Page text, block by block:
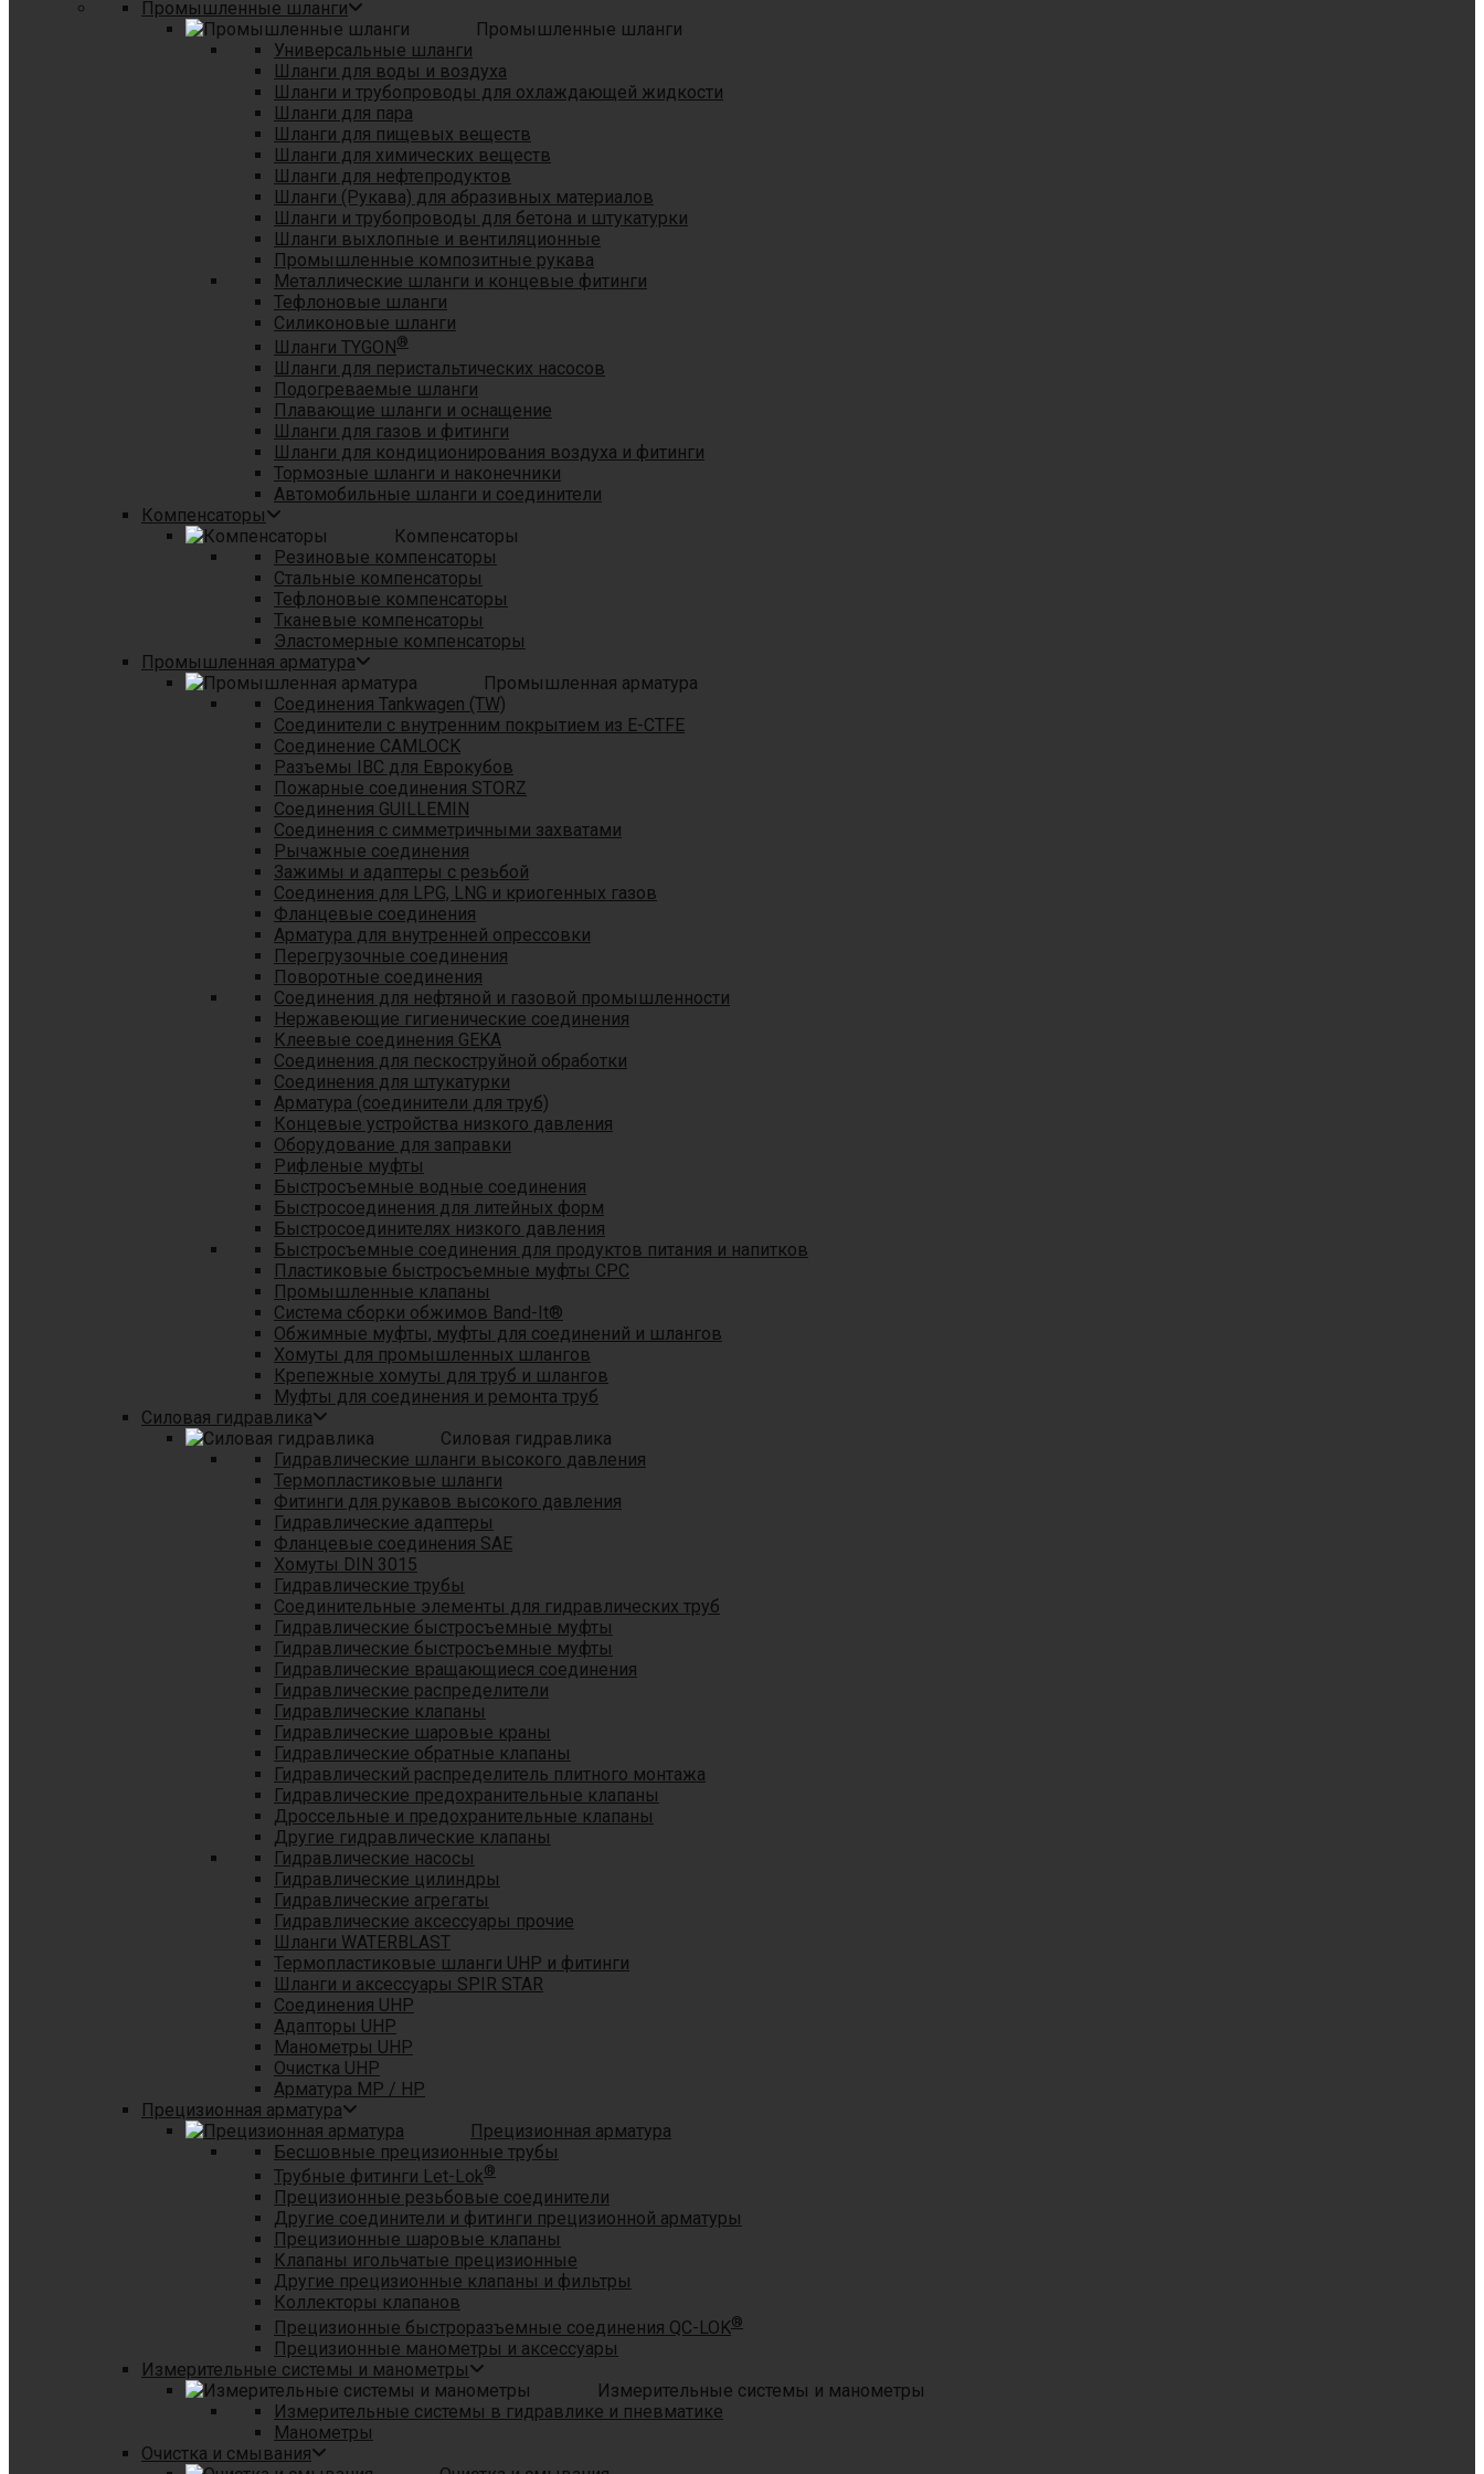
Промышленные шланги
Промышленные шланги
Универсальные шланги
Шланги для воды и воздуха
Шланги и трубопроводы для охлаждающей жидкости
Шланги для пара
Шланги для пищевых веществ
Шланги для химических веществ
Шланги для нефтепродуктов
Шланги (Рукава) для абразивных материалов
Шланги и трубопроводы для бетона и штукатурки
Шланги выхлопные и вентиляционные
Промышленные композитные рукава
Металлические шланги и концевые фитинги
Тефлоновые шланги
Силиконовые шланги
Шланги TYGON®
Шланги для перистальтических насосов
Подогреваемые шланги
Плавающие шланги и оснащение
Шланги для газов и фитинги
Шланги для кондиционирования воздуха и фитинги
Тормозные шланги и наконечники
Автомобильные шланги и соединители
Компенсаторы
Компенсаторы
Резиновые компенсаторы
Стальные компенсаторы
Тефлоновые компенсаторы
Тканевые компенсаторы
Эластомерные компенсаторы
Промышленная арматура
Промышленная арматура
Соединения Tankwagen (TW)
Соединители с внутренним покрытием из E-CTFE
Соединение CAMLOCK
Разъемы IBC для Еврокубов
Пожарные соединения STORZ
Соединения GUILLEMIN
Соединения с симметричными захватами
Рычажные соединения
Зажимы и адаптеры с резьбой
Соединения для LPG, LNG и криогенных газов
Фланцевые соединения
Арматура для внутренней опрессовки
Перегрузочные соединения
Поворотные соединения
Соединения для нефтяной и газовой промышленности
Нержавеющие гигиенические соединения
Клеевые соединения GEKA
Соединения для пескоструйной обработки
Cоединения для штукатурки
Арматура (соединители для труб)
Концевые устройства низкого давления
Оборудование для заправки
Рифленые муфты
Быстросъемные водные соединения
Быстросоединения для литейных форм
Быстросоединителях низкого давления
Быстросъемные соединения для продуктов питания и напитков
Пластиковые быстросъемные муфты CPC
Промышленные клапаны
Система сборки обжимов Band-It®
Обжимные муфты, муфты для соединений и шлангов
Хомуты для промышленных шлангов
Крепежные хомуты для труб и шлангов
Муфты для соединения и ремонта труб
Силовая гидравлика
Силовая гидравлика
Гидравлические шланги высокого давления
Термопластиковые шланги
Фитинги для рукавов высокого давления
Гидравлические адаптеры
Фланцевые соединения SAE
Хомуты DIN 3015
Гидравлические трубы
Соединительные элементы для гидравлических труб
Гидравлические быстросъемные муфты
Гидравлические быстросъемные муфты
Гидравлические вращающиеся соединения
Гидравлические распределители
Гидравлические клапаны
Гидравлические шаровые краны
Гидравлические обратные клапаны
Гидравлический распределитель плитного монтажа
Гидравлические предохранительные клапаны
Дроссельные и предохранительные клапаны
Другие гидравлические клапаны
Гидравлические насосы
Гидравлические цилиндры
Гидравлические агрегаты
Гидравлические аксессуары прочие
Шланги WATERBLAST
Термопластиковые шланги UHP и фитинги
Шланги и аксессуары SPIR STAR
Соединения UHP
Адапторы UHP
Манометры UHP
Очистка UHP
Арматура MP / HP
Прецизионная арматура
Прецизионная арматура
Бесшовные прецизионные трубы
Трубные фитинги Let-Lok®
Прецизионные резьбовые соединители
Другие соединители и фитинги прецизионной арматуры
Прецизионные шаровые клапаны
Клапаны игольчатые прецизионные
Другие прецизионные клапаны и фильтры
Коллекторы клапанов
Прецизионные быстроразъемные соединения QC-LOK®
Прецизионные манометры и аксессуары
Измерительные системы и манометры
Измерительные системы и манометры
Измерительные системы в гидравлике и пневматике
Манометры
Очистка и смывания